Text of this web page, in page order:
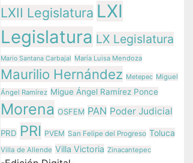
LXII Legislatura LXI
Legislatura LX Legislatura
Mario Santana Carbajal María Luisa Mendoza
Maurilio Hernández Metepec Miguel
Ángel Ramírez Migue Ángel Ramírez Ponce
Morena OSFEM PAN Poder Judicial
PRD PRI PVEM San Felipe del Progreso Toluca
Villa de Allende Villa Victoria Zinacantepec